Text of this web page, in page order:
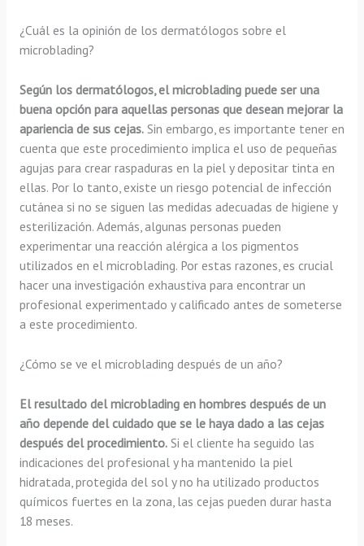
¿Cuál es la opinión de los dermatólogos sobre el
microblading?
Según los dermatólogos, el microblading puede ser una
buena opción para aquellas personas que desean mejorar la
apariencia de sus cejas.Sin embargo, es importante tener en
cuenta que este procedimiento implica el uso de pequeñas
agujas para crear raspaduras en la piel y depositar tinta en
ellas. Por lo tanto, existe un riesgo potencial de infección
cutánea si no se siguen las medidas adecuadas de higiene y
esterilización. Además, algunas personas pueden
experimentar una reacción alérgica a los pigmentos
utilizados en el microblading. Por estas razones, es crucial
hacer una investigación exhaustiva para encontrar un
profesional experimentado y calificado antes de someterse
a este procedimiento.
¿Cómo se ve el microblading después de un año?
El resultado del microblading en hombres después de un
año depende del cuidado que se le haya dado a las cejas
después del procedimiento.Si el cliente ha seguido las
indicaciones del profesional y ha mantenido la piel
hidratada, protegida del sol y no ha utilizado productos
químicos fuertes en la zona, las cejas pueden durar hasta
18 meses.